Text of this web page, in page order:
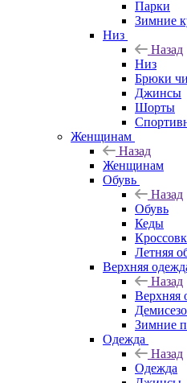
Парки
Зимние
Низ
Назад
Низ
Брюки
Джинсы
Шорты
Женщинам
Назад
Женщинам
Обувь
Назад
Обувь
Кеды
Летняя
Верхняя
Назад
Верхняя
Зимние
Одежда
Назад
Одежда